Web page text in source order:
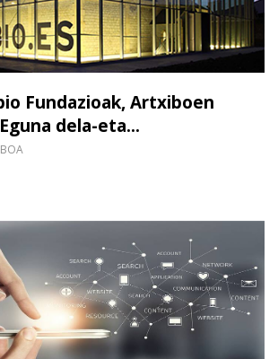
Fundazioak, Artxiboen
dela-eta...
Dokumentu-kudeaketarako